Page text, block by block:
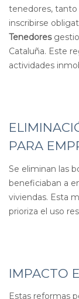
tenedores, tanto
inscribirse
Tenedores
Cataluña. Este
actividades
PARA
Se eliminan las
beneficiaban a
viviendas. Esta
prioriza el uso
IMPACTO
Estas reformas